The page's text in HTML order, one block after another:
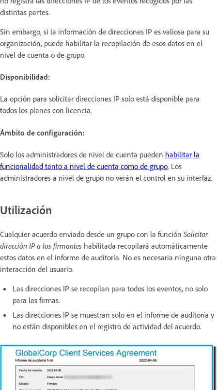
distintas partes.
Sin embargo, si la información de direcciones IP es valiosa para su
organización, puede habilitar la recopilación de esos datos en el
nivel de cuenta o de grupo.
Disponibilidad:
La opción para solicitar direcciones IP solo está disponible para
todos los planes con licencia.
Ámbito de configuración:
Solo los administradores de nivel de cuenta pueden habilitar la
funcionalidad tanto a nivel de cuenta como de grupo. Los
administradores a nivel de grupo no verán el control en su interfaz.
Utilización
Cualquier acuerdo enviado desde un grupo con la función Solicitar
dirección IP a los firmantes habilitada recopilará automáticamente
estos datos en el informe de auditoría. No es necesaria ninguna otra
interacción del usuario.
Las direcciones IP se recopilan para todos los eventos, no solo
para las firmas.
Las direcciones IP se muestran solo en el informe de auditoría y
no están disponibles en el registro de actividad del acuerdo.